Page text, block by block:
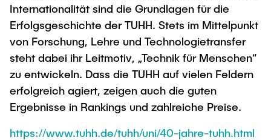
Internationalität sind die Grundlagen für die
Erfolgsgeschichte der TUHH. Stets im Mittelpunkt
von Forschung, Lehre und Technologietransfer
steht dabei ihr Leitmotiv, „Technik für Menschen“
zu entwickeln. Dass die TUHH auf vielen Feldern
erfolgreich agiert, zeigen auch die guten
Ergebnisse in Rankings und zahlreiche Preise.
https://www.tuhh.de/tuhh/uni/40-jahre-tuhh.html